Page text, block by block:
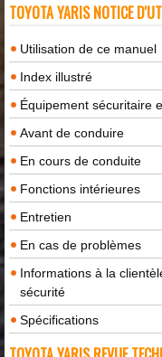
TOYOTA YARIS NOTICE
Utilisation de ce manuel
Index illustré
Équipement sécuritaire
Avant de conduire
En cours de conduite
Fonctions intérieures
Entretien
En cas de problèmes
Informations à la
sécurité
Spécifications